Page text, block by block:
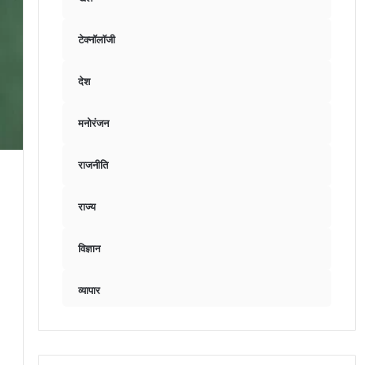
टेक्नॉलॉजी
देश
मनोरंजन
राजनीति
राज्य
विज्ञान
व्यापार